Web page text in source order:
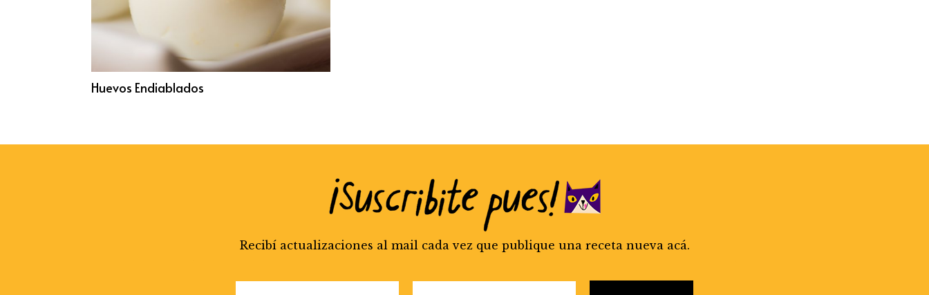
Huevos Endiablados
Recibí actualizaciones al mail cada vez que publique una receta nueva acá.